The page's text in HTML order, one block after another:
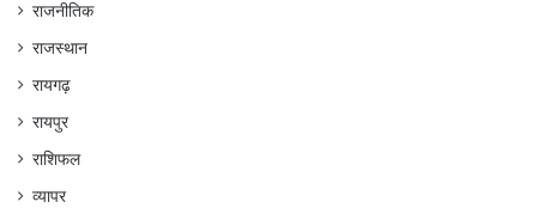
राजनीतिक
राजस्थान
रायगढ़
रायपुर
राशिफल
व्यापर